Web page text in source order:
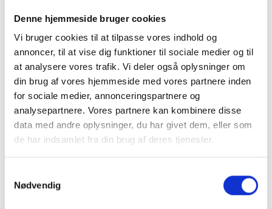
Denne hjemmeside bruger cookies
Vi bruger cookies til at tilpasse vores indhold og
annoncer, til at vise dig funktioner til sociale medier og til
at analysere vores trafik. Vi deler også oplysninger om
din brug af vores hjemmeside med vores partnere inden
for sociale medier, annonceringspartnere og
analysepartnere. Vores partnere kan kombinere disse
data med andre oplysninger, du har givet dem, eller som
de har indsamlet fra din brug af deres tjenester.
Nødvendig
og liv.
Skildpadderne kan variere lidt i højde på skoldet.
Produktinfo:
Højde: ca. 8 cm
Længde: ca. 16 cm
Granit er et naturmateriale, og variationer i farve og